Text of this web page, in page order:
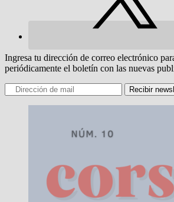
Ingresa tu dirección de correo electrónico
periódicamente el boletín con las nuevas
Recibir